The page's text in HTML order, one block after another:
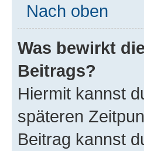
Nach oben
Was bewirkt
Beitrags?
Hiermit kannst
späteren
Beitrag kannst